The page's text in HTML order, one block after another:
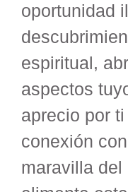
oportunidad
espiritual,
aspectos
aprecio por
conexión
maravilla del